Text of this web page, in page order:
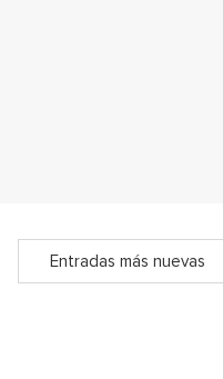
Entradas más nuevas